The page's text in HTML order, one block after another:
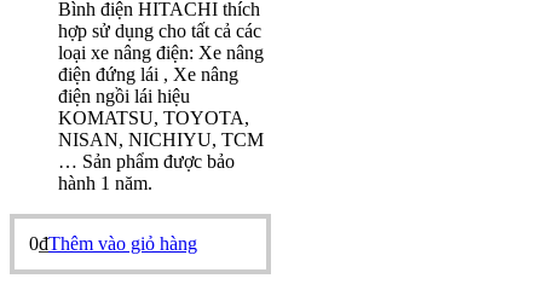
Bình điện HITACHI thích
hợp sử dụng cho tất cả các
loại xe nâng điện: Xe nâng
điện đứng lái , Xe nâng
điện ngồi lái hiệu
KOMATSU, TOYOTA,
NISAN, NICHIYU, TCM
… Sản phẩm được bảo
hành 1 năm.
0₫Thêm vào giỏ hàng